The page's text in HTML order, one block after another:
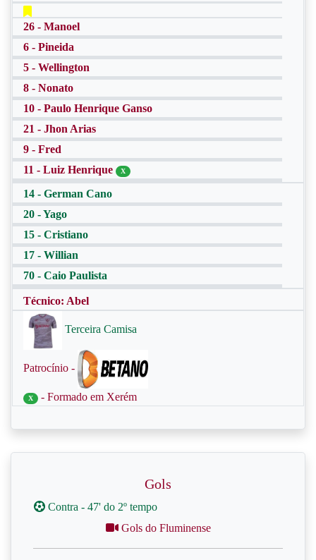
26 - Manoel
6 - Pineida
5 - Wellington
8 - Nonato
10 - Paulo Henrique Ganso
21 - Jhon Arias
9 - Fred
11 - Luiz Henrique
X
14 - German Cano
20 - Yago
15 - Cristiano
17 - Willian
70 - Caio Paulista
Técnico: Abel
Terceira Camisa
Patrocínio -
X - Formado em Xerém
Gols
Contra - 47' do 2º tempo
Gols do Fluminense